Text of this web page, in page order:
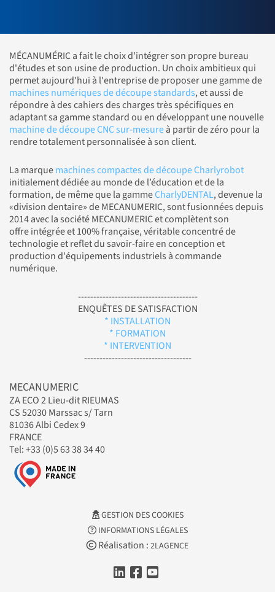
MÉCANUMÉRIC a fait le choix d'intégrer son propre bureau
d'études et son usine de production. Un choix ambitieux qui
permet aujourd'hui à l'entreprise de proposer une gamme de
machines numériques de découpe standards, et aussi de
répondre à des cahiers des charges très spécifiques en
adaptant sa gamme standard ou en développant une nouvelle
machine de découpe CNC sur-mesureà partir de zéro pour la
rendre totalement personnalisée à son client.
La marquemachines compactes de découpe Charlyrobot
initialement dédiée au monde de l’éducation et de la
formation, de même que la gammeCharlyDENTAL, devenue la
«division dentaire» de MECANUMERIC, sont fusionnées depuis
2014 avec la société MECANUMERIC et complètent son
offre intégrée et 100% française, véritable concentré de
technologie et reflet du savoir-faire en conception et
production d'équipements industriels à commande
numérique.
---------------------------------------
ENQUÊTES DE SATISFACTION
* INSTALLATION
* FORMATION
* INTERVENTION
-----------------------------------
MECANUMERIC
ZA ECO 2 Lieu-dit RIEUMAS
CS 52030 Marssac s/ Tarn
81036 Albi Cedex 9
FRANCE
Tel: +33 (0)5 63 38 34 40
GESTION DES COOKIES
INFORMATIONS LÉGALES
Réalisation : 2LAGENCE